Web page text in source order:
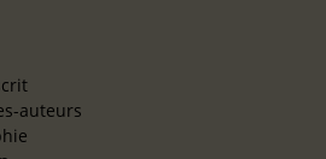
auteurs